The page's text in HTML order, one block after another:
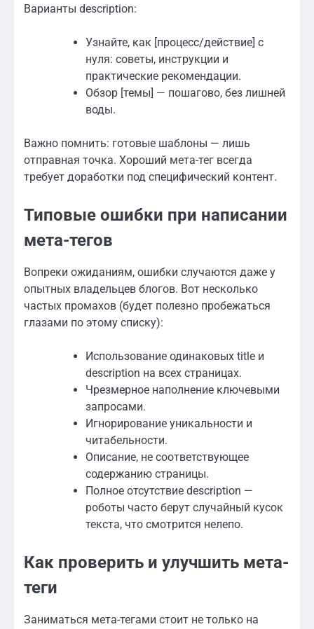
Варианты description:
Узнайте, как [процесс/действие] с
нуля: советы, инструкции и
практические рекомендации.
Обзор [темы] — пошагово, без лишней
воды.
Важно помнить: готовые шаблоны — лишь
отправная точка. Хороший мета-тег всегда
требует доработки под специфический контент.
Типовые ошибки при написании
мета-тегов
Вопреки ожиданиям, ошибки случаются даже у
опытных владельцев блогов. Вот несколько
частых промахов (будет полезно пробежаться
глазами по этому списку):
Использование одинаковых title и
description на всех страницах.
Чрезмерное наполнение ключевыми
запросами.
Игнорирование уникальности и
читабельности.
Описание, не соответствующее
содержанию страницы.
Полное отсутствие description —
роботы часто берут случайный кусок
текста, что смотрится нелепо.
Как проверить и улучшить мета-
теги
Заниматься мета-тегами стоит не только на